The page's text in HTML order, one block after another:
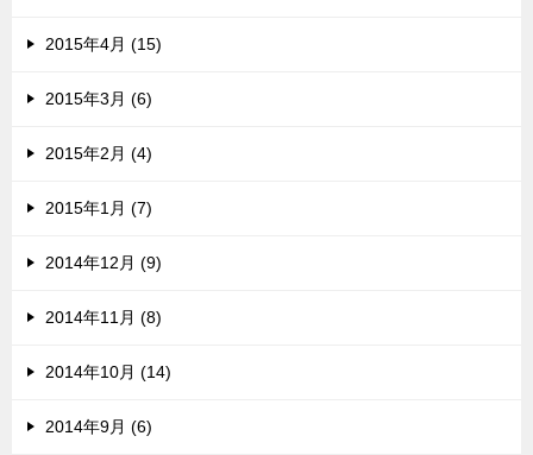
2015年4月 (15)
2015年3月 (6)
2015年2月 (4)
2015年1月 (7)
2014年12月 (9)
2014年11月 (8)
2014年10月 (14)
2014年9月 (6)